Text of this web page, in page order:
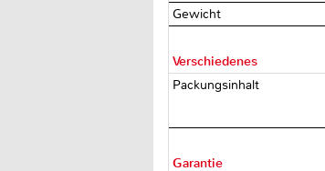
Gewicht
Verschiedenes
Packungsinhalt
Garantie